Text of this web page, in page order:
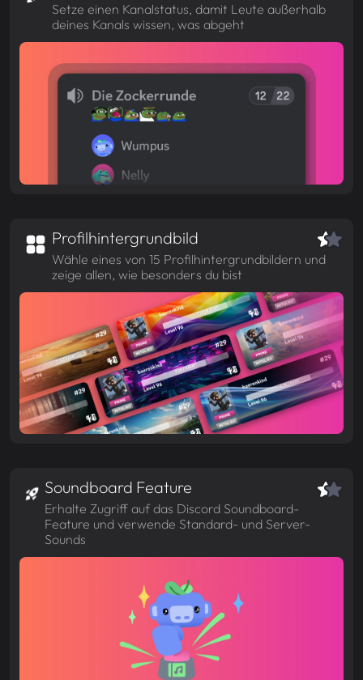
Setze einen Kanalstatus, damit Leute außerhalb
deines Kanals wissen, was abgeht
Profilhintergrundbild
Wähle eines von 15 Profilhintergrundbildern und
zeige allen, wie besonders du bist
Soundboard Feature
Erhalte Zugriff auf das Discord Soundboard-
Feature und verwende Standard- und Server-
Sounds